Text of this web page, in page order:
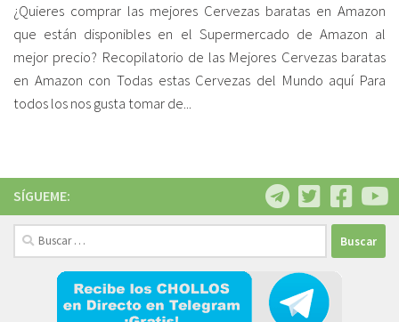
¿Quieres comprar las mejores Cervezas baratas en Amazon
que están disponibles en el Supermercado de Amazon al
mejor precio? Recopilatorio de las Mejores Cervezas baratas
en Amazon con Todas estas Cervezas del Mundo aquí Para
todos los nos gusta tomar de...
SÍGUEME:
Buscar: